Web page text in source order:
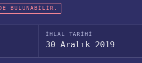
BULUNABILIR.
İHLAL TARIHI
30 Aralık 2019